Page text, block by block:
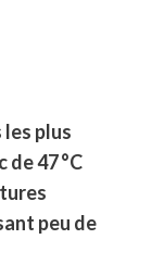
plus
de 47 °C
peu de